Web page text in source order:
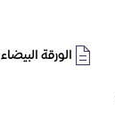
الورقة البيضاء